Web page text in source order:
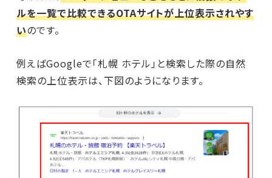
ルを一覧で比較できるOTAサイトが上位表示されやす
いのです。
例えばGoogleで「札幌 ホテル」と検索した際の自然
検索の上位表示は、下図のようになります。